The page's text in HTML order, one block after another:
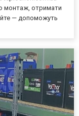
монтаж, отримати
— допоможуть